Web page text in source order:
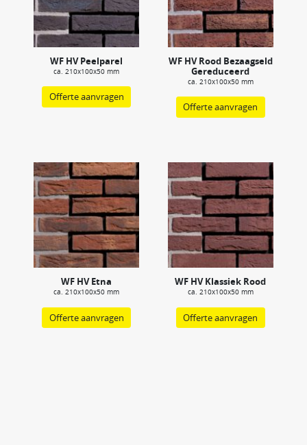
WF HV Peelparel
ca. 210x100x50 mm
Offerte aanvragen
WF HV Rood Bezaagseld
Gereduceerd
ca. 210x100x50 mm
Offerte aanvragen
WF HV Etna
ca. 210x100x50 mm
Offerte aanvragen
WF HV Klassiek Rood
ca. 210x100x50 mm
Offerte aanvragen